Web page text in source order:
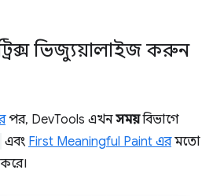
ভিজ্যুয়ালাইজ করুন
পর, DevTools এখনসময়বিভাগে
এবং First Meaningful Paint এরমতো
করে।